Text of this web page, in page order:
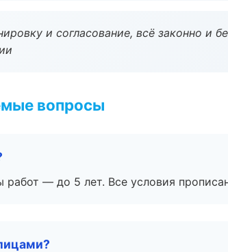
и согласование, всё законно и
вопросы
— до 5 лет. Все условия